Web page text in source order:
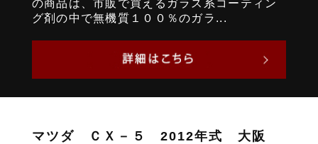
の商品は、市販で買えるガラス系コーティン
グ剤の中で無機質１００％のガラ...
マツダ ＣＸ－５ 2012年式 大阪